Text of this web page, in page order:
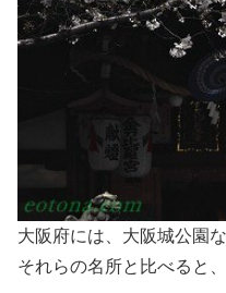
大阪府には、大阪城公園
それらの名所と比べると